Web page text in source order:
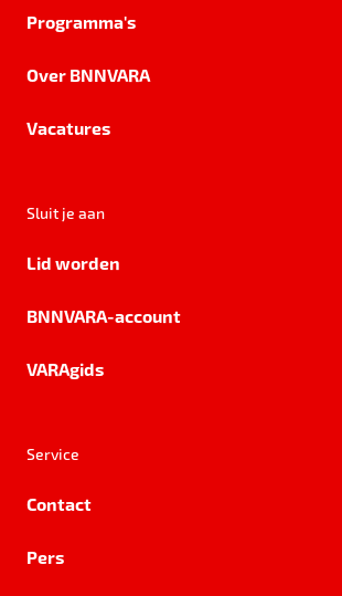
Programma's
Over BNNVARA
Vacatures
Sluit je aan
Lid worden
BNNVARA-account
VARAgids
Service
Contact
Pers